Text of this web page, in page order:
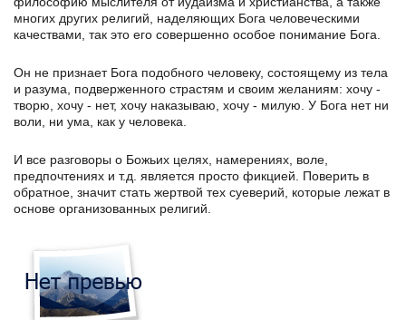
многих других религий, наделяющих Бога человеческими
качествами, так это его совершенно особое понимание Бога.
Он не признает Бога подобного человеку, состоящему из тела
и разума, подверженного страстям и своим желаниям: хочу -
творю, хочу - нет, хочу наказываю, хочу - милую. У Бога нет ни
воли, ни ума, как у человека.
И все разговоры о Божьих целях, намерениях, воле,
предпочтениях и т.д. является просто фикцией. Поверить в
обратное, значит стать жертвой тех суеверий, которые лежат в
основе организованных религий.